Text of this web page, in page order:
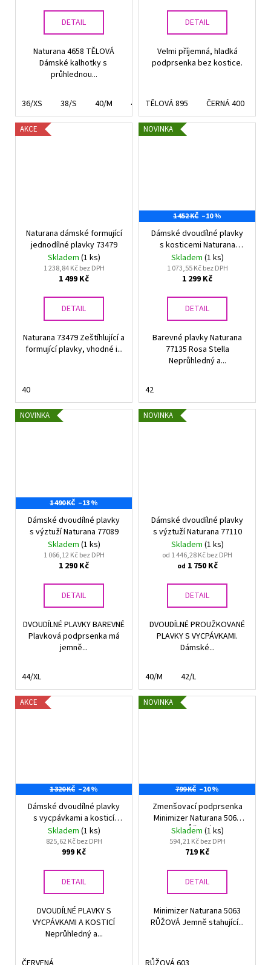
DETAIL
Naturana 4658 TĚLOVÁ
Dámské kalhotky s
průhlednou...
36/XS 38/S 40/M 42/L 44/XL 46/XXL
DETAIL
Velmi příjemná, hladká
podprsenka bez kostice.
TĚLOVÁ 895 ČERNÁ 400
AKCE
Naturana dámské formující
jednodílné plavky 73479
Skladem (1 ks)
1 238,84 Kč bez DPH
1 499 Kč
DETAIL
Naturana 73479 Zeštíhlující a
formující plavky, vhodné i...
40
NOVINKA
1 452 KČ –10 %
Dámské dvoudílné plavky
s kosticemi Naturana
77135
Skladem (1 ks)
1 073,55 Kč bez DPH
1 299 Kč
DETAIL
Barevné plavky Naturana
77135 Rosa Stella
Neprůhledný a...
42
NOVINKA
1 490 KČ –13 %
Dámské dvoudílné plavky
s výztuží Naturana 77089
Skladem (1 ks)
1 066,12 Kč bez DPH
1 290 Kč
DETAIL
DVOUDÍLNÉ PLAVKY BAREVNÉ
Plavková podprsenka má
jemně...
44/XL
NOVINKA
Dámské dvoudílné plavky
s výztuží Naturana 77110
Skladem (1 ks)
od 1 446,28 Kč bez DPH
od 1 750 Kč
DETAIL
DVOUDÍLNÉ PROUŽKOVANÉ
PLAVKY S VYCPÁVKAMI.
Dámské...
40/M 42/L
AKCE
1 320 KČ –24 %
Dámské dvoudílné plavky
s vycpávkami a kosticí
Naturana červené
Skladem (1 ks)
825,62 Kč bez DPH
999 Kč
DETAIL
DVOUDÍLNÉ PLAVKY S
VYCPÁVKAMI A KOSTICÍ
Neprůhledný a...
NOVINKA
799 KČ –10 %
Zmenšovací podprsenka
Minimizer Naturana 5063
RŮŽOVÁ
Skladem (1 ks)
594,21 Kč bez DPH
719 Kč
DETAIL
Minimizer Naturana 5063
RŮŽOVÁ Jemně stahující...